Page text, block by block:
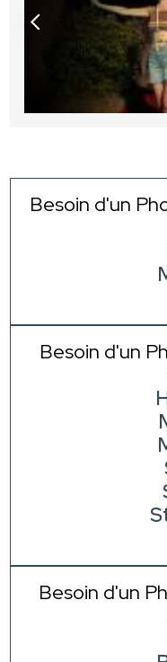
Besoin d'un
Besoin d'un
Besoin d'un